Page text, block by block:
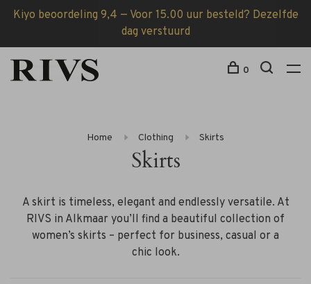
Kiyo beoordeling 9,4 — Voor 15.00 uur besteld? Dezelfde
dag verstuurd
0
Home Clothing Skirts
Skirts
A skirt is timeless, elegant and endlessly versatile. At
RIVS in Alkmaar you’ll find a beautiful collection of
women’s skirts – perfect for business, casual or a
chic look.